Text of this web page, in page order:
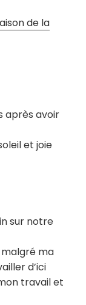
de la
après avoir
et joie
sur notre
ma
d’ici
travail et